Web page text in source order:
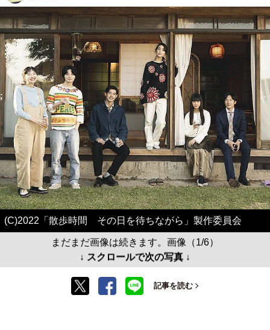
(C)2022「散歩時間 その日を待ちながら」製作委員会
まだまだ画像は続きます。画像（1/6）
↓ スクロールで次の写真 ↓
記事を読む